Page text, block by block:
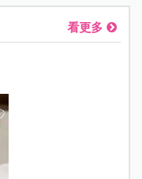
看更多